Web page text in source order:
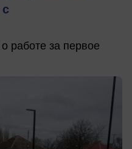
работе за первое